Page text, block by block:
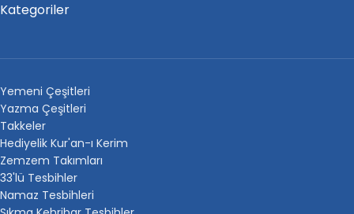
Kategoriler
Yemeni Çeşitleri
Yazma Çeşitleri
Takkeler
Hediyelik Kur'an-ı Kerim
Zemzem Takımları
33'lü Tesbihler
Namaz Tesbihleri